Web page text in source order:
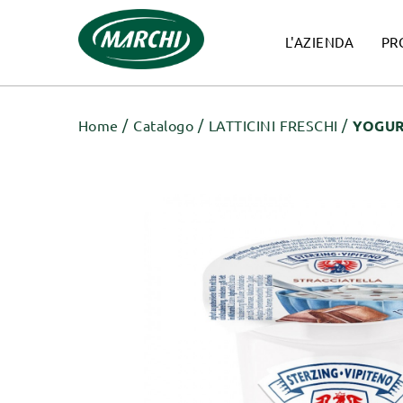
L'AZIENDA
Home Catalogo LATTICINI FRESCHI